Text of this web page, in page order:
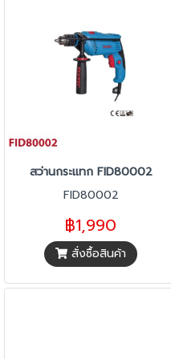
สว่านกระแทก FID80002
FID80002
฿1,990
สั่งซื้อสินค้า